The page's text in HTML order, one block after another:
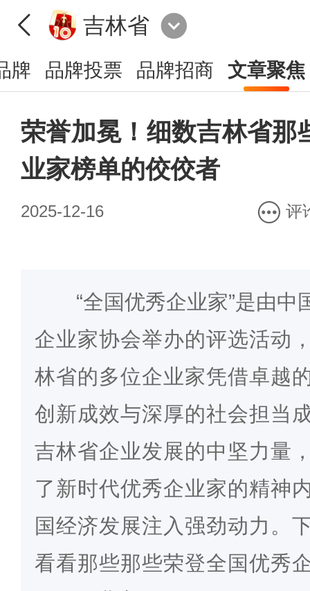
吉林省
牌 品牌投票 品牌招商 文章聚焦
荣誉加冕！细数吉林省那
业家榜单的佼佼者
2025-12-16 评
“全国优秀企业家”是由
企业家协会举办的评选活动
林省的多位企业家凭借卓越
创新成效与深厚的社会担当
吉林省企业发展的中坚力量
了新时代优秀企业家的精神
国经济发展注入强劲动力。
看看那些那些荣登全国优秀